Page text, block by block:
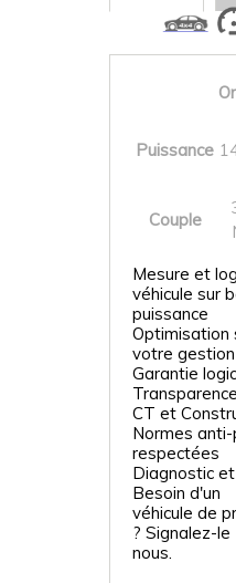
Puissance
Couple
Mesure et
véhicule sur
puissance
Optimisation
votre
Garantie
CT et
Normes
respectées
Diagnostic
Besoin d'un
véhicule de
? Signalez-le
nous.